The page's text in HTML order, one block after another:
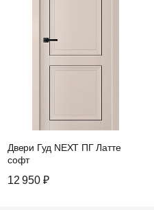
Двери Гуд NEXT ПГ Латте
софт
12 950 ₽